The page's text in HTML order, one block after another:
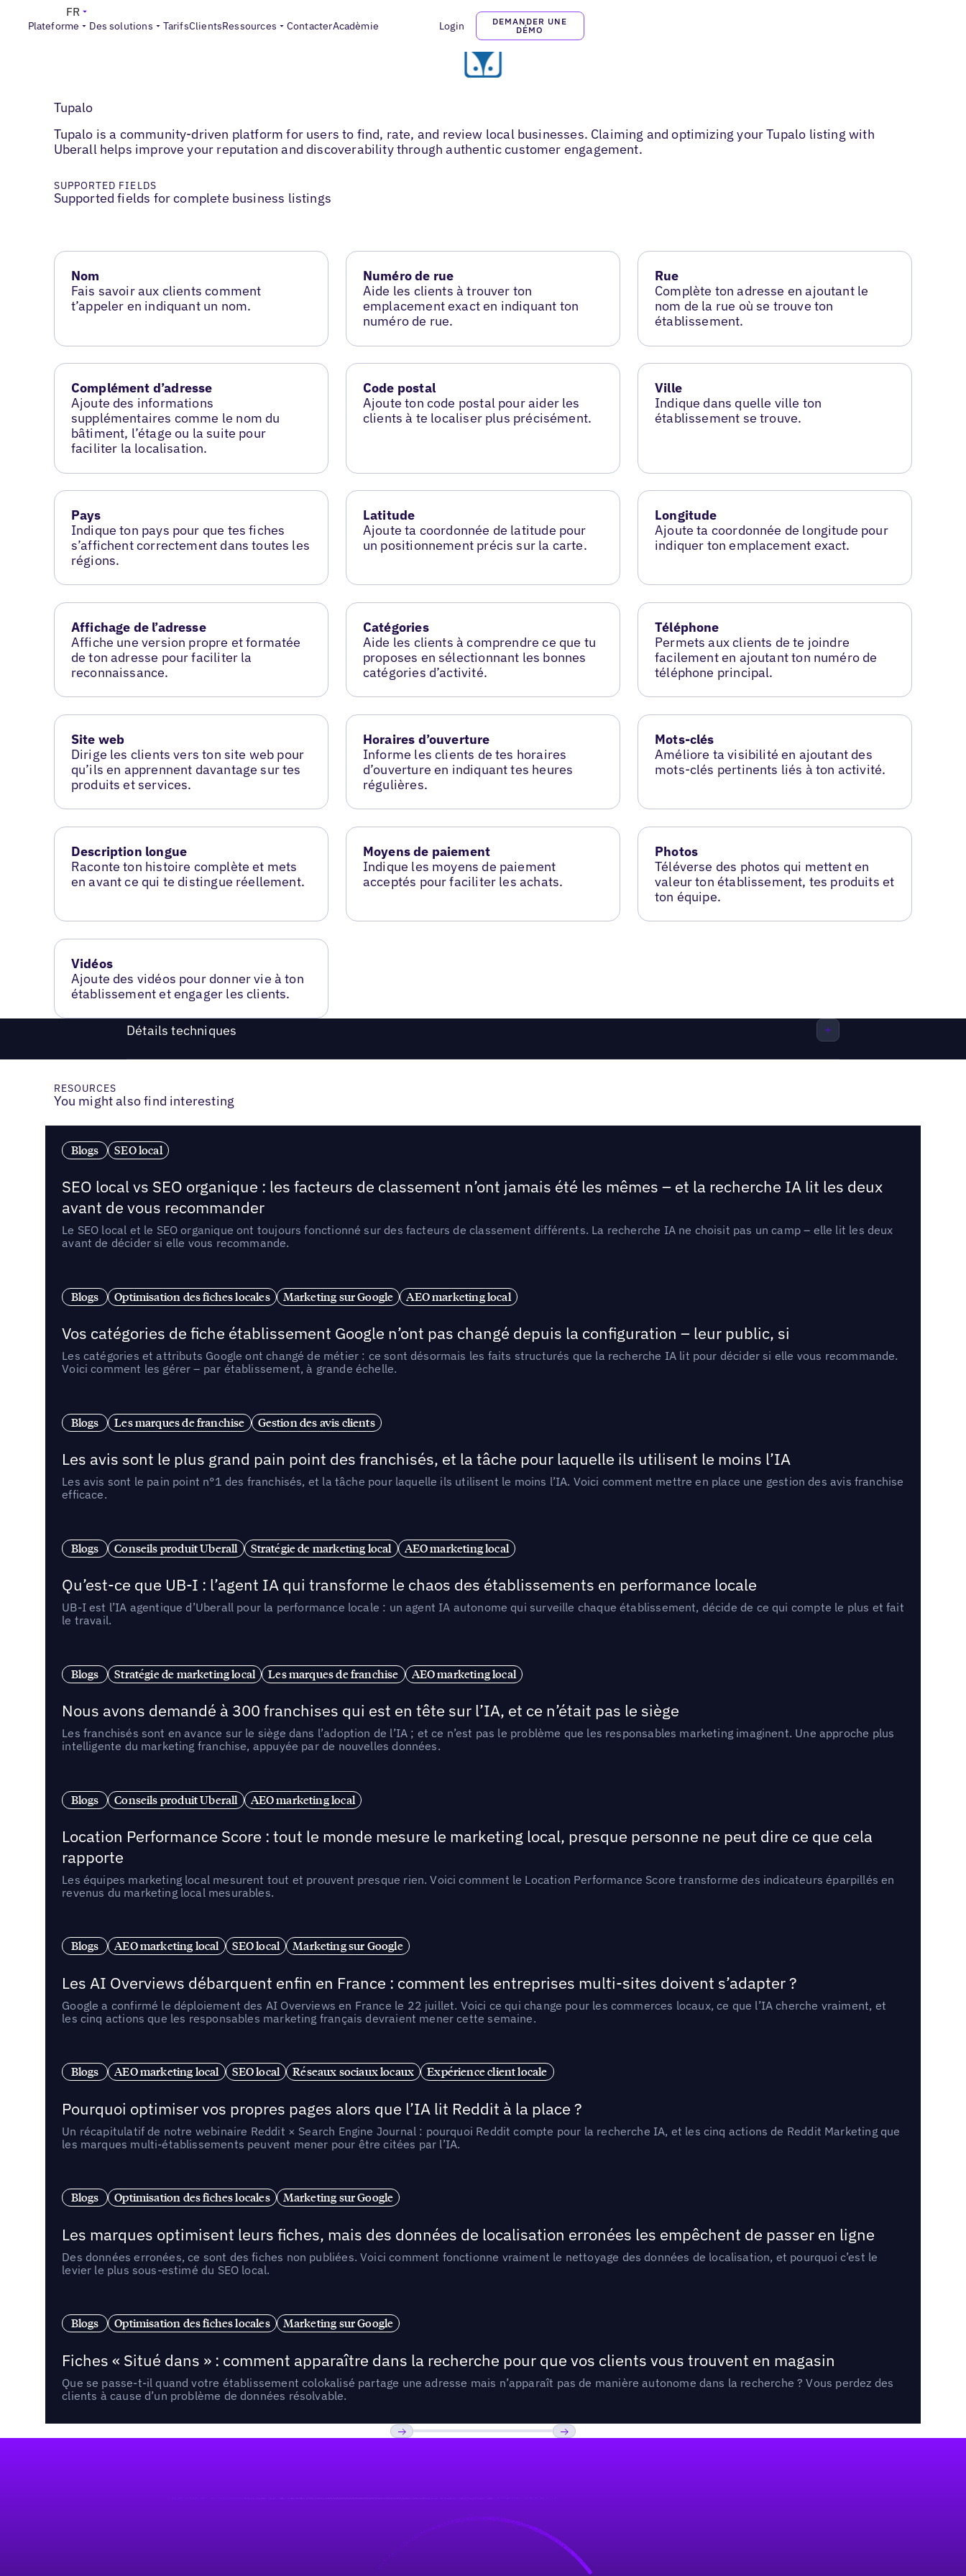
Plateforme Des solutions TarifsClientsRessources ContacterAcadèmie Login
DEMANDER UNE
DÉMO
FR
Tupalo
Tupalo is a community-driven platform for users to find, rate, and review local businesses. Claiming and optimizing your Tupalo listing with
Uberall helps improve your reputation and discoverability through authentic customer engagement.
SUPPORTED FIELDS
Supported fields for complete business listings
Nom
Fais savoir aux clients comment
t’appeler en indiquant un nom.
Numéro de rue
Aide les clients à trouver ton
emplacement exact en indiquant ton
numéro de rue.
Rue
Complète ton adresse en ajoutant le
nom de la rue où se trouve ton
établissement.
Complément d’adresse
Ajoute des informations
supplémentaires comme le nom du
bâtiment, l’étage ou la suite pour
faciliter la localisation.
Code postal
Ajoute ton code postal pour aider les
clients à te localiser plus précisément.
Ville
Indique dans quelle ville ton
établissement se trouve.
Pays
Indique ton pays pour que tes fiches
s’affichent correctement dans toutes les
régions.
Latitude
Ajoute ta coordonnée de latitude pour
un positionnement précis sur la carte.
Longitude
Ajoute ta coordonnée de longitude pour
indiquer ton emplacement exact.
Affichage de l’adresse
Affiche une version propre et formatée
de ton adresse pour faciliter la
reconnaissance.
Catégories
Aide les clients à comprendre ce que tu
proposes en sélectionnant les bonnes
catégories d’activité.
Téléphone
Permets aux clients de te joindre
facilement en ajoutant ton numéro de
téléphone principal.
Site web
Dirige les clients vers ton site web pour
qu’ils en apprennent davantage sur tes
produits et services.
Horaires d’ouverture
Informe les clients de tes horaires
d’ouverture en indiquant tes heures
régulières.
Mots-clés
Améliore ta visibilité en ajoutant des
mots-clés pertinents liés à ton activité.
Description longue
Raconte ton histoire complète et mets
en avant ce qui te distingue réellement.
Moyens de paiement
Indique les moyens de paiement
acceptés pour faciliter les achats.
Photos
Téléverse des photos qui mettent en
valeur ton établissement, tes produits et
ton équipe.
Vidéos
Ajoute des vidéos pour donner vie à ton
établissement et engager les clients.
Détails techniques
RESOURCES
You might also find interesting
Blogs SEO local
SEO local vs SEO organique : les facteurs de classement n’ont jamais été les mêmes – et la recherche IA lit les deux
avant de vous recommander
Le SEO local et le SEO organique ont toujours fonctionné sur des facteurs de classement différents. La recherche IA ne choisit pas un camp – elle lit les deux
avant de décider si elle vous recommande.
Blogs Optimisation des fiches locales Marketing sur Google AEO marketing local
Vos catégories de fiche établissement Google n’ont pas changé depuis la configuration – leur public, si
Les catégories et attributs Google ont changé de métier : ce sont désormais les faits structurés que la recherche IA lit pour décider si elle vous recommande.
Voici comment les gérer – par établissement, à grande échelle.
Blogs Les marques de franchise Gestion des avis clients
Les avis sont le plus grand pain point des franchisés, et la tâche pour laquelle ils utilisent le moins l’IA
Les avis sont le pain point n°1 des franchisés, et la tâche pour laquelle ils utilisent le moins l’IA. Voici comment mettre en place une gestion des avis franchise
efficace.
Blogs Conseils produit Uberall Stratégie de marketing local AEO marketing local
Qu’est-ce que UB-I : l’agent IA qui transforme le chaos des établissements en performance locale
UB-I est l’IA agentique d’Uberall pour la performance locale : un agent IA autonome qui surveille chaque établissement, décide de ce qui compte le plus et fait
le travail.
Blogs Stratégie de marketing local Les marques de franchise AEO marketing local
Nous avons demandé à 300 franchises qui est en tête sur l’IA, et ce n’était pas le siège
Les franchisés sont en avance sur le siège dans l’adoption de l’IA ; et ce n’est pas le problème que les responsables marketing imaginent. Une approche plus
intelligente du marketing franchise, appuyée par de nouvelles données.
Blogs Conseils produit Uberall AEO marketing local
Location Performance Score : tout le monde mesure le marketing local, presque personne ne peut dire ce que cela
rapporte
Les équipes marketing local mesurent tout et prouvent presque rien. Voici comment le Location Performance Score transforme des indicateurs éparpillés en
revenus du marketing local mesurables.
Blogs AEO marketing local SEO local Marketing sur Google
Les AI Overviews débarquent enfin en France : comment les entreprises multi-sites doivent s’adapter ?
Google a confirmé le déploiement des AI Overviews en France le 22 juillet. Voici ce qui change pour les commerces locaux, ce que l’IA cherche vraiment, et
les cinq actions que les responsables marketing français devraient mener cette semaine.
Blogs AEO marketing local SEO local Réseaux sociaux locaux Expérience client locale
Pourquoi optimiser vos propres pages alors que l’IA lit Reddit à la place ?
Un récapitulatif de notre webinaire Reddit × Search Engine Journal : pourquoi Reddit compte pour la recherche IA, et les cinq actions de Reddit Marketing que
les marques multi-établissements peuvent mener pour être citées par l’IA.
Blogs Optimisation des fiches locales Marketing sur Google
Les marques optimisent leurs fiches, mais des données de localisation erronées les empêchent de passer en ligne
Des données erronées, ce sont des fiches non publiées. Voici comment fonctionne vraiment le nettoyage des données de localisation, et pourquoi c’est le
levier le plus sous-estimé du SEO local.
Blogs Optimisation des fiches locales Marketing sur Google
Fiches « Situé dans » : comment apparaître dans la recherche pour que vos clients vous trouvent en magasin
Que se passe-t-il quand votre établissement colokalisé partage une adresse mais n’apparaît pas de manière autonome dans la recherche ? Vous perdez des
clients à cause d’un problème de données résolvable.